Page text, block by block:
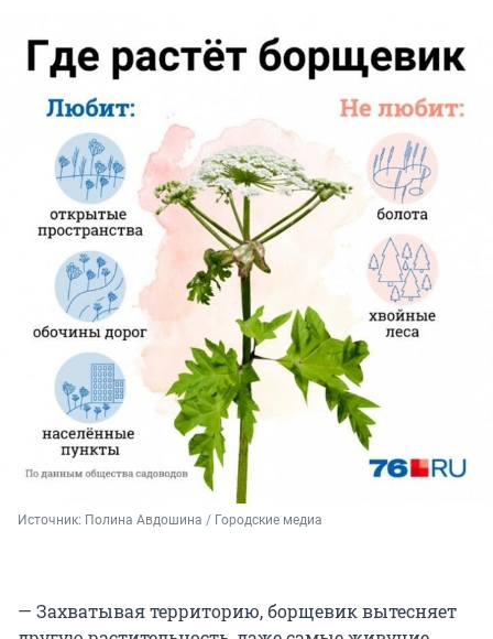
Источник: Полина Авдошина / Городские медиа
— Захватывая территорию, борщевик вытесняет